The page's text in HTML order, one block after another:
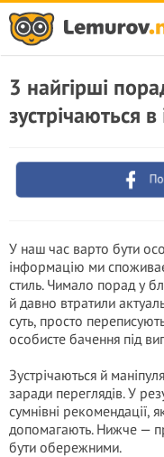
3 найгірші
зустрічаються в
У наш час варто бути
інформацію ми
стиль. Чимало порад у
й давно втратили
суть, просто
особисте бачення під
Зустрічаються й
заради переглядів. У
сумнівні рекомендації,
допомагають. Нижче —
бути обережними.